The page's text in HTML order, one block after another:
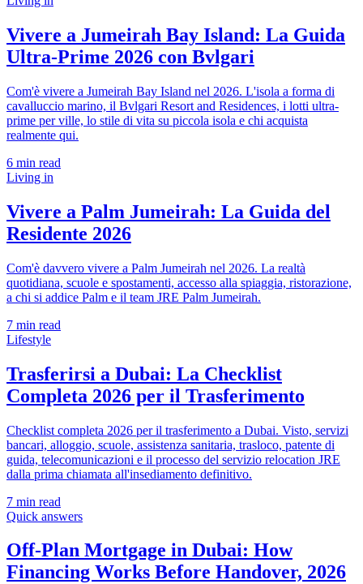
Vivere a Jumeirah Bay Island: La Guida
Ultra-Prime 2026 con Bvlgari
Com'è vivere a Jumeirah Bay Island nel 2026. L'isola a forma di
cavalluccio marino, il Bvlgari Resort and Residences, i lotti ultra-
prime per ville, lo stile di vita su piccola isola e chi acquista
realmente qui.
6 min read
Living in
Vivere a Palm Jumeirah: La Guida del
Residente 2026
Com'è davvero vivere a Palm Jumeirah nel 2026. La realtà
quotidiana, scuole e spostamenti, accesso alla spiaggia, ristorazione,
a chi si addice Palm e il team JRE Palm Jumeirah.
7 min read
Lifestyle
Trasferirsi a Dubai: La Checklist
Completa 2026 per il Trasferimento
Checklist completa 2026 per il trasferimento a Dubai. Visto, servizi
bancari, alloggio, scuole, assistenza sanitaria, trasloco, patente di
guida, telecomunicazioni e il processo del servizio relocation JRE
dalla prima chiamata all'insediamento definitivo.
7 min read
Quick answers
Off-Plan Mortgage in Dubai: How
Financing Works Before Handover, 2026